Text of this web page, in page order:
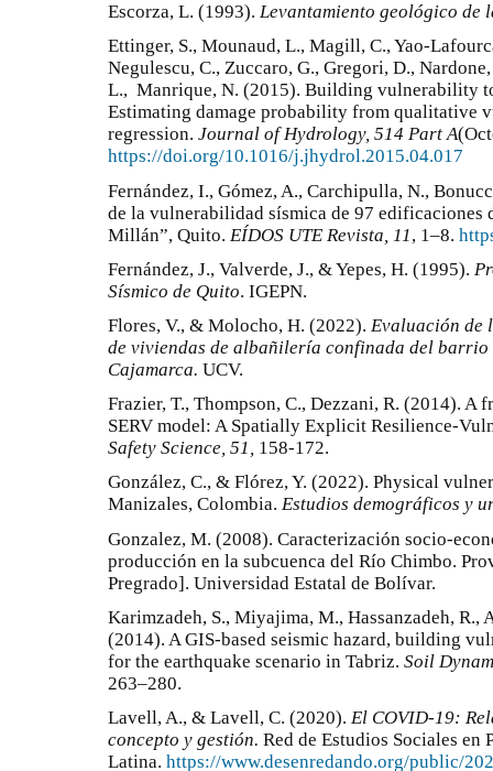
Escorza, L. (1993). Levantamiento geológico de
Ettinger, S., Mounaud, L., Magill, C., Yao-
Negulescu, C., Zuccaro, G., Gregori, D.,
L., Manrique, N. (2015). Building vulnerability
Estimating damage probability from qualitative
regression. Journal of Hydrology, 514 Part A
https://doi.org/10.1016/j.jhydrol.2015.04.017
Fernández, I., Gómez, A., Carchipulla, N.,
de la vulnerabilidad sísmica de 97 edificaciones
Millán”, Quito. EÍDOS UTE Revista, 11, 1–8.
Fernández, J., Valverde, J., & Yepes, H. (1995).
Sísmico de Quito. IGEPN.
Flores, V., & Molocho, H. (2022). Evaluación de
de viviendas de albañilería confinada del
Cajamarca. UCV.
Frazier, T., Thompson, C., Dezzani, R. (2014).
SERV model: A Spatially Explicit Resilience-
Safety Science, 51, 158-172.
González, C., & Flórez, Y. (2022). Physical
Manizales, Colombia. Estudios demográficos y
Gonzalez, M. (2008). Caracterización socio-
producción en la subcuenca del Río Chimbo.
Pregrado]. Universidad Estatal de Bolívar.
Karimzadeh, S., Miyajima, M., Hassanzadeh, R.,
(2014). A GIS-based seismic hazard, building
for the earthquake scenario in Tabriz. Soil
263–280.
Lavell, A., & Lavell, C. (2020). El COVID-19:
concepto y gestión. Red de Estudios Sociales en
Latina. https://www.desenredando.org/public/